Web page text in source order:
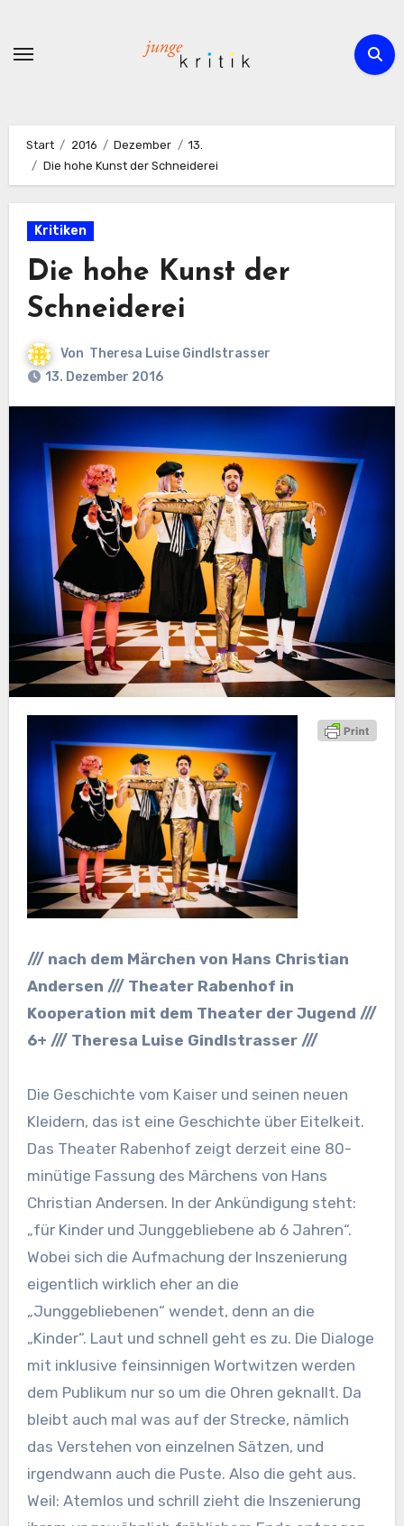
springen
Start 2016 Dezember
13.
Die hohe Kunst der Schneiderei
Kritiken
Die hohe Kunst der
Schneiderei
Von Theresa Luise Gindlstrasser
13. Dezember 2016
/// nach dem Märchen von Hans Christian
Andersen /// Theater Rabenhof in
Kooperation mit dem Theater der Jugend ///
6+ /// Theresa Luise Gindlstrasser ///
Die Geschichte vom Kaiser und seinen neuen
Kleidern, das ist eine Geschichte über Eitelkeit.
Das Theater Rabenhof zeigt derzeit eine 80-
minütige Fassung des Märchens von Hans
Christian Andersen. In der Ankündigung steht:
„für Kinder und Junggebliebene ab 6 Jahren“.
Wobei sich die Aufmachung der Inszenierung
eigentlich wirklich eher an die
„Junggebliebenen“ wendet, denn an die
„Kinder“. Laut und schnell geht es zu. Die Dialoge
mit inklusive feinsinnigen Wortwitzen werden
dem Publikum nur so um die Ohren geknallt. Da
bleibt auch mal was auf der Strecke, nämlich
das Verstehen von einzelnen Sätzen, und
irgendwann auch die Puste. Also die geht aus.
Weil: Atemlos und schrill zieht die Inszenierung